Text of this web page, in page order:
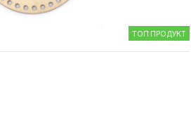
ТОП ПРОДУКТ